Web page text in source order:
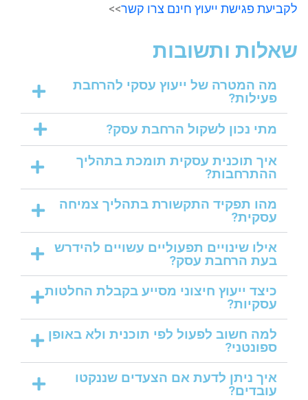
לקביעת פגישת ייעוץ חינם צרו קשר>>
שאלות ותשובות
מה המטרה של ייעוץ עסקי להרחבת
פעילות?
מתי נכון לשקול הרחבת עסק?
איך תוכנית עסקית תומכת בתהליך
ההתרחבות?
מהו תפקיד התקשורת בתהליך צמיחה
עסקית?
אילו שינויים תפעוליים עשויים להידרש
בעת הרחבת עסק?
כיצד ייעוץ חיצוני מסייע בקבלת החלטות
עסקיות?
למה חשוב לפעול לפי תוכנית ולא באופן
ספונטני?
איך ניתן לדעת אם הצעדים שננקטו
עובדים?